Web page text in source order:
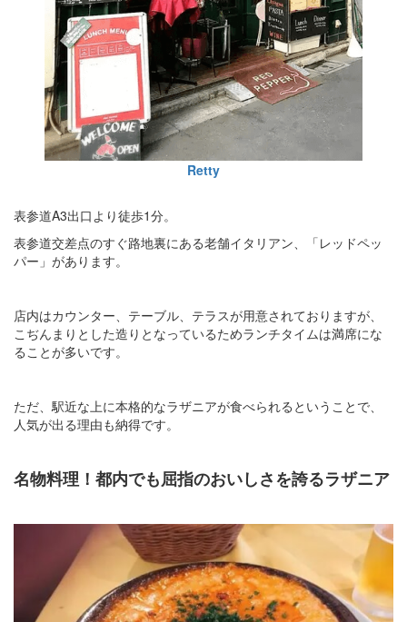
Retty
表参道A3出口より徒歩1分。
表参道交差点のすぐ路地裏にある老舗イタリアン、「レッドペッ
パー」があります。
店内はカウンター、テーブル、テラスが用意されておりますが、
こぢんまりとした造りとなっているためランチタイムは満席にな
ることが多いです。
ただ、駅近な上に本格的なラザニアが食べられるということで、
人気が出る理由も納得です。
名物料理！都内でも屈指のおいしさを誇るラザニア